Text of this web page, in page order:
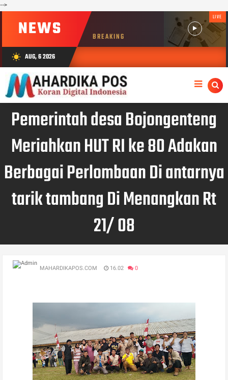
-->
NEWS BREAKING
LIVE
wb_sunny AUG, 6 2026
Pemerintah desa Bojongenteng
Meriahkan HUT RI ke 80 Adakan
Berbagai Perlombaan Di antarnya
tarik tambang Di Menangkan Rt
21/ 08
MAHARDIKAPOS.COM 16.02 0